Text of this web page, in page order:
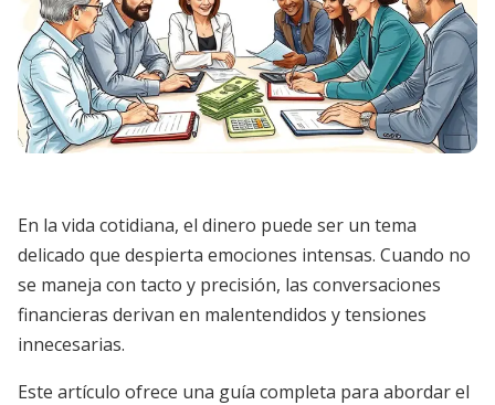
En la vida cotidiana, el dinero puede ser un tema
delicado que despierta emociones intensas. Cuando no
se maneja con tacto y precisión, las conversaciones
financieras derivan en malentendidos y tensiones
innecesarias.
Este artículo ofrece una guía completa para abordar el